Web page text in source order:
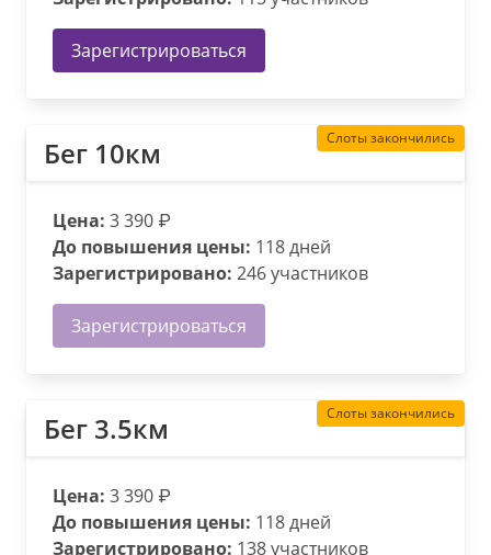
Зарегистрироваться
Бег 10км Слоты закончились
Цена: 3 390 ₽
До повышения цены: 118 дней
Зарегистрировано: 246 участников
Зарегистрироваться
Бег 3.5км Слоты закончились
Цена: 3 390 ₽
До повышения цены: 118 дней
Зарегистрировано: 138 участников